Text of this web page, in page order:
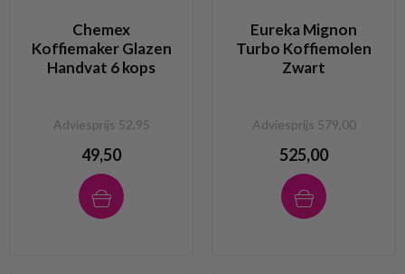
Chemex
Koffiemaker Glazen
Handvat 6 kops
Adviesprijs 52,95
49,50
Eureka Mignon
Turbo Koffiemolen
Zwart
Adviesprijs 579,00
525,00